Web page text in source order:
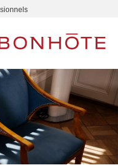
principale